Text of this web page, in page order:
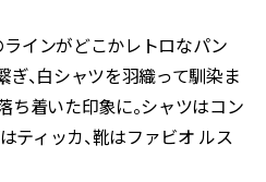
インがどこかレトロなパン
ぎ、白シャツを羽織って馴染ま
ち着いた印象に。シャツはコン
ティッカ、靴はファビオ ルス